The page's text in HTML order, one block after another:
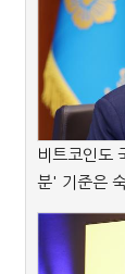
비트코인도
분' 기준은 숙